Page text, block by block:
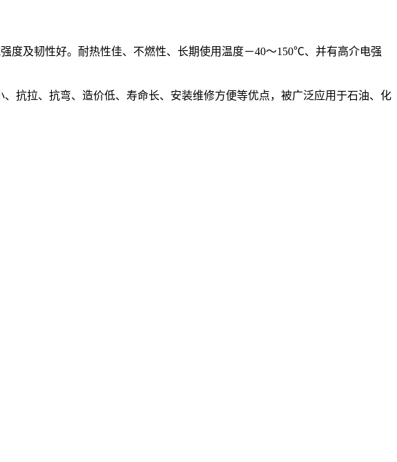
度及韧性好。耐热性佳、不燃性、长期使用温度－40～150℃、并有高介电强
抗拉、抗弯、造价低、寿命长、安装维修方便等优点，被广泛应用于石油、化